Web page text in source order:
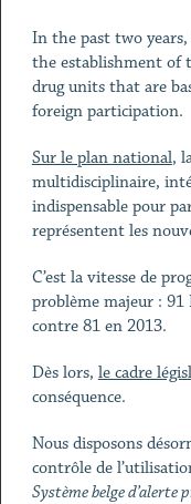
In the past two
the establishment of
drug units that are
foreign participation.
Sur le plan national,
multidisciplinaire,
indispensable pour
représentent les
C’est la vitesse de
problème majeur : 91
contre 81 en 2013.
Dès lors, le cadre
conséquence.
Nous disposons
contrôle de
Système belge d’alerte